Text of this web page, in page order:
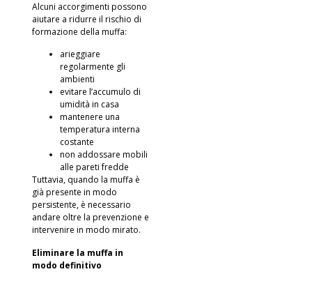
Alcuni accorgimenti possono
aiutare a ridurre il rischio di
formazione della muffa:
arieggiare
regolarmente gli
ambienti
evitare l’accumulo di
umidità in casa
mantenere una
temperatura interna
costante
non addossare mobili
alle pareti fredde
Tuttavia, quando la muffa è
già presente in modo
persistente, è necessario
andare oltre la prevenzione e
intervenire in modo mirato.
Eliminare la muffa in
modo definitivo